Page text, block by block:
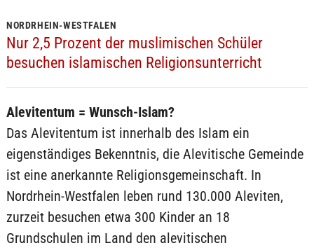
NORDRHEIN-WESTFALEN
Nur 2,5 Prozent der muslimischen Schüler
besuchen islamischen Religionsunterricht
Alevitentum = Wunsch-Islam?
Das Alevitentum ist innerhalb des Islam ein
eigenständiges Bekenntnis, die Alevitische Gemeinde
ist eine anerkannte Religionsgemeinschaft. In
Nordrhein-Westfalen leben rund 130.000 Aleviten,
zurzeit besuchen etwa 300 Kinder an 18
Grundschulen im Land den alevitischen